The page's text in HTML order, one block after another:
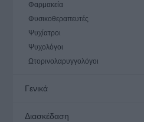
Φαρμακεία
Φυσικοθεραπευτές
Ψυχίατροι
Ψυχολόγοι
Ωτορινολαρυγγολόγοι
Γενικά
Διασκέδαση